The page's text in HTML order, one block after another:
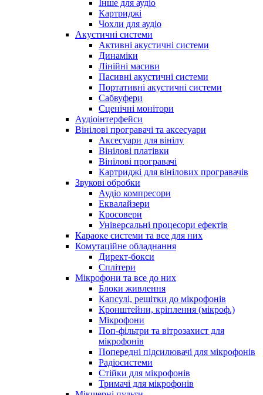
Інше для аудіо
Картриджі
Чохли для аудіо
Акустичні системи
Активні акустичні системи
Динаміки
Лінійні масиви
Пасивні акустичні системи
Портативні акустичні системи
Сабвуфери
Сценічні монітори
Аудіоінтерфейси
Вінілові програвачі та аксесуари
Аксесуари для вінілу
Вінілові платівки
Вінілові програвачі
Картриджі для вінілових програвачів
Звукові обробки
Аудіо компресори
Еквалайзери
Кросовери
Універсальні процесори ефектів
Караоке системи та все для них
Комутаційне обладнання
Директ-бокси
Сплітери
Мікрофони та все до них
Блоки живлення
Капсулі, решітки до мікрофонів
Кронштейни, кріплення (мікроф.)
Мікрофони
Поп-фільтри та вітрозахист для
мікрофонів
Попередні підсилювачі для мікрофонів
Радіосистеми
Стійки для мікрофонів
Тримачі для мікрофонів